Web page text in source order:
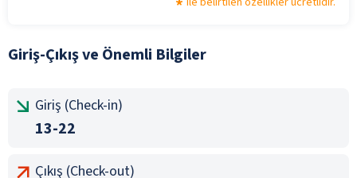
Giriş-Çıkış ve Önemli Bilgiler
Giriş (Check-in)
13-22
Çıkış (Check-out)